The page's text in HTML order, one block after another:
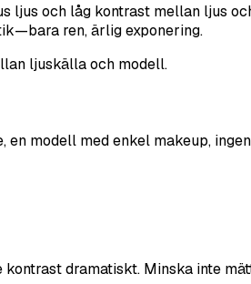
och låg kontrast mellan ljus
ren, ärlig exponering.
ljuskälla och modell.
modell med enkel makeup,
dramatiskt. Minska inte